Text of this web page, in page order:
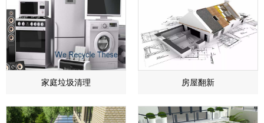
家庭垃圾清理 房屋翻新